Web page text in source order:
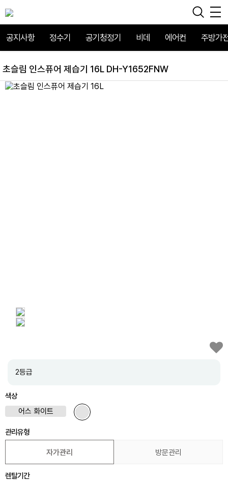
공지사항 정수기 공기청정기 비데 에어컨 주방가
초슬림 인스퓨어 제습기 16L DH-Y1652FNW
2등급
색상
어스 화이트
관리유형
자가관리 방문관리
렌탈기간